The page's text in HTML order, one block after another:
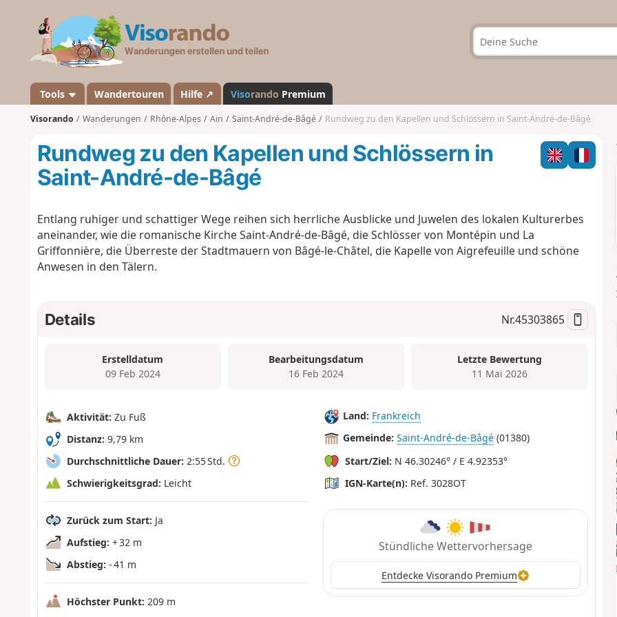
a
n
d
Tools Wandertouren Hilfe ↗ Visorando Premium
Visorando Wanderungen Rhône-Alpes Ain Saint-André-de-Bâgé Rundweg zu den Kapellen und Schlössern in Saint-André-de-Bâgé
Rundweg zu den Kapellen und Schlössern in
Saint-André-de-Bâgé
Entlang ruhiger und schattiger Wege reihen sich herrliche Ausblicke und Juwelen des lokalen Kulturerbes
aneinander, wie die romanische Kirche Saint-André-de-Bâgé, die Schlösser von Montépin und La
Griffonnière, die Überreste der Stadtmauern von Bâgé-le-Châtel, die Kapelle von Aigrefeuille und schöne
Anwesen in den Tälern.
Details Nr.45303865
Erstelldatum
09 Feb 2024
Bearbeitungsdatum
16 Feb 2024
Letzte Bewertung
11 Mai 2026
Aktivität: Zu Fuß
Distanz: 9,79 km
Durchschnittliche Dauer: 2:55 Std.
Schwierigkeitsgrad: Leicht
Zurück zum Start: Ja
Aufstieg: + 32 m
Abstieg: - 41 m
Höchster Punkt: 209 m
Land: Frankreich
Gemeinde: Saint-André-de-Bâgé (01380)
Start/Ziel: N 46.30246° / E 4.92353°
IGN-Karte(n): Ref. 3028OT
Stündliche Wettervorhersage
Entdecke Visorando Premium